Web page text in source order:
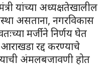
यांच्या अध्यक्षतेखालील
असताना, नगरविकास
मर्जीने निर्णय घेत
रद्द करण्याचे
अंमलबजावणी होत